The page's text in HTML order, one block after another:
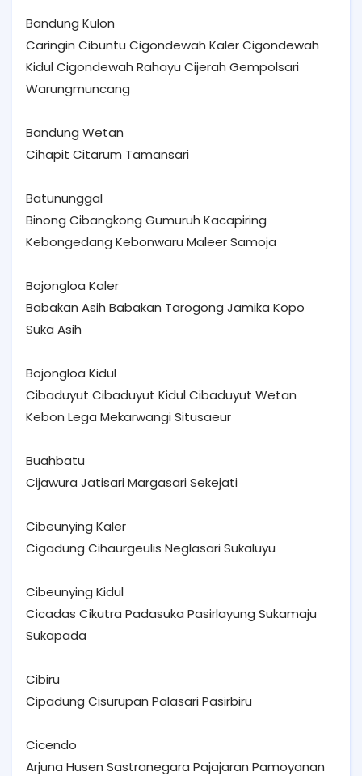
Bandung Kulon
Caringin Cibuntu Cigondewah Kaler Cigondewah
Kidul Cigondewah Rahayu Cijerah Gempolsari
Warungmuncang
Bandung Wetan
Cihapit Citarum Tamansari
Batununggal
Binong Cibangkong Gumuruh Kacapiring
Kebongedang Kebonwaru Maleer Samoja
Bojongloa Kaler
Babakan Asih Babakan Tarogong Jamika Kopo
Suka Asih
Bojongloa Kidul
Cibaduyut Cibaduyut Kidul Cibaduyut Wetan
Kebon Lega Mekarwangi Situsaeur
Buahbatu
Cijawura Jatisari Margasari Sekejati
Cibeunying Kaler
Cigadung Cihaurgeulis Neglasari Sukaluyu
Cibeunying Kidul
Cicadas Cikutra Padasuka Pasirlayung Sukamaju
Sukapada
Cibiru
Cipadung Cisurupan Palasari Pasirbiru
Cicendo
Arjuna Husen Sastranegara Pajajaran Pamoyanan